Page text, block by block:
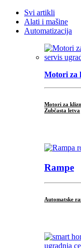
Svi artikli
Alati i mašine
Automatizacija
Motori za
Motori za
Zubčasta letva
Rampe
Automatske